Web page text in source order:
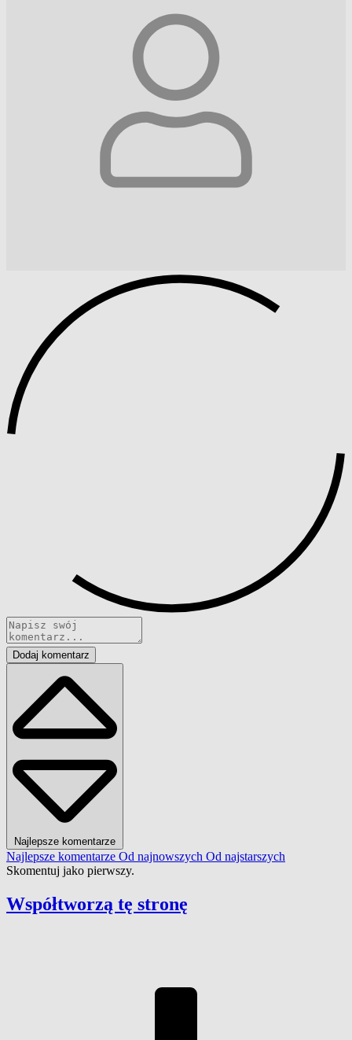
Dodaj komentarz
Najlepsze komentarze
Najlepsze komentarze Od najnowszych Od najstarszych
Skomentuj jako pierwszy.
Współtworzą tę stronę